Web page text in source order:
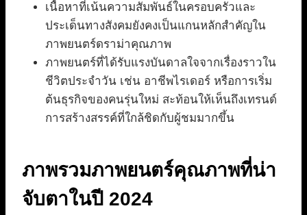
เนื้อหาที่เน้นความสัมพันธ์ในครอบครัวและ
ประเด็นทางสังคมยังคงเป็นแกนหลักสำคัญใน
ภาพยนตร์ดราม่าคุณภาพ
ภาพยนตร์ที่ได้รับแรงบันดาลใจจากเรื่องราวใน
ชีวิตประจำวัน เช่น อาชีพไรเดอร์ หรือการเริ่ม
ต้นธุรกิจของคนรุ่นใหม่ สะท้อนให้เห็นถึงเทรนด์
การสร้างสรรค์ที่ใกล้ชิดกับผู้ชมมากขึ้น
ภาพรวมภาพยนตร์คุณภาพที่น่า
จับตาในปี 2024